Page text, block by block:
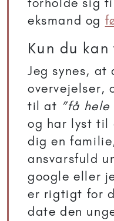
eksmand og
Kun du
Jeg synes, at
overvejelser,
til at ”få hele
og har lyst til
dig en
ansvarsfuld
google eller
er rigtigt for
date den